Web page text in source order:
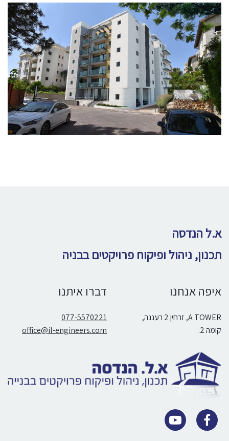
א.ל הנדסה
תכנון, ניהול ופיקוח פרויקטים בבניה
איפה אנחנו
A TOWER, זרחין 2 רעננה,
קומה 2.
דברו איתנו
077-5570221
office@il-engineers.com